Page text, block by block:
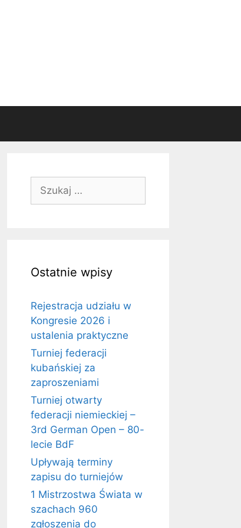
Ostatnie wpisy
Rejestracja udziału w
Kongresie 2026 i
ustalenia praktyczne
Turniej federacji
kubańskiej za
zaproszeniami
Turniej otwarty
federacji niemieckiej –
3rd German Open – 80-
lecie BdF
Upływają terminy
zapisu do turniejów
1 Mistrzostwa Świata w
szachach 960
zgłoszenia do